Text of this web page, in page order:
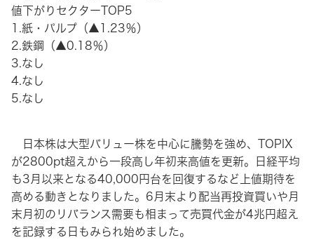
値下がりセクターTOP5
1.紙・パルプ（▲1.23％）
2.鉄鋼（▲0.18％）
3.なし
4.なし
5.なし
日本株は大型バリュー株を中心に騰勢を強め、TOPIX
が2800pt超えから一段高し年初来高値を更新。日経平均
も3月以来となる40,000円台を回復するなど上値期待を
高める動きとなりました。6月末より配当再投資買いや月
末月初のリバランス需要も相まって売買代金が4兆円超え
を記録する日もみられ始めました。